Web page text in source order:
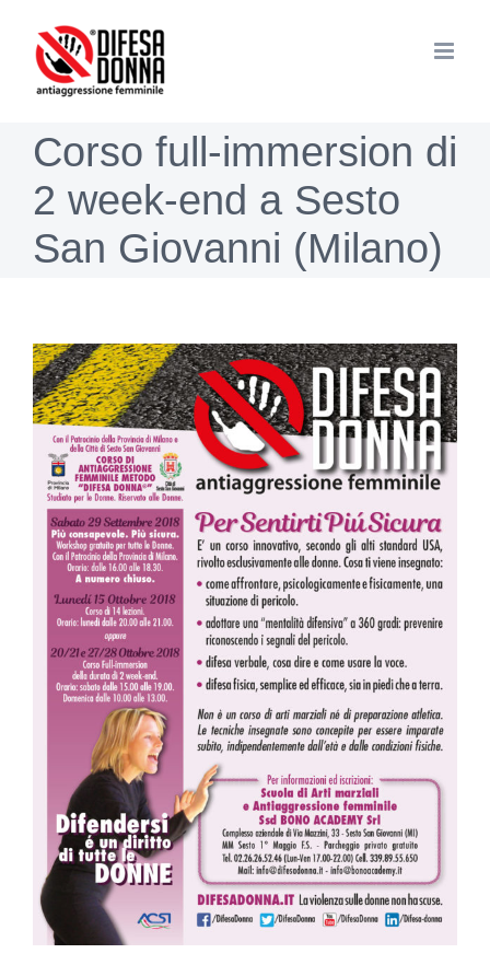
contenuto
Corso full-immersion di
2 week-end a Sesto
San Giovanni (Milano)
Ingrandisci
immagine